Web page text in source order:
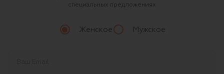
специальных предложениях
Женское Мужское